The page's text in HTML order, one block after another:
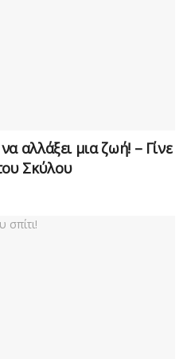
αλλάξει μια ζωή! – Γίνε
Σκύλου